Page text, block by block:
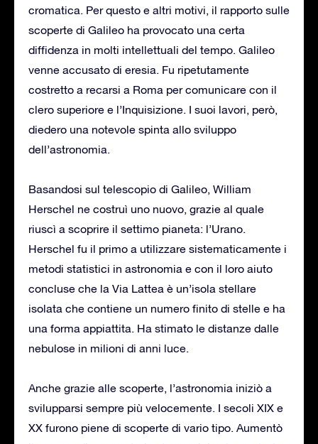
cromatica. Per questo e altri motivi, il rapporto sulle
scoperte di Galileo ha provocato una certa
diffidenza in molti intellettuali del tempo. Galileo
venne accusato di eresia. Fu ripetutamente
costretto a recarsi a Roma per comunicare con il
clero superiore e l’Inquisizione. I suoi lavori, però,
diedero una notevole spinta allo sviluppo
dell’astronomia.
Basandosi sul telescopio di Galileo, William
Herschel ne costruì uno nuovo, grazie al quale
riuscì a scoprire il settimo pianeta: l’Urano.
Herschel fu il primo a utilizzare sistematicamente i
metodi statistici in astronomia e con il loro aiuto
concluse che la Via Lattea è un’isola stellare
isolata che contiene un numero finito di stelle e ha
una forma appiattita. Ha stimato le distanze dalle
nebulose in milioni di anni luce.
Anche grazie alle scoperte, l’astronomia iniziò a
svilupparsi sempre più velocemente. I secoli XIX e
XX furono piene di scoperte di vario tipo. Aumentò